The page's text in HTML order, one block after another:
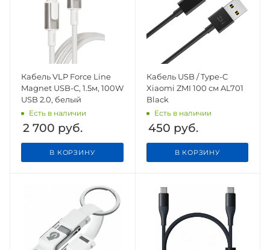
Кабель VLP Force Line
Magnet USB-C, 1.5м, 100W
USB 2.0, белый
Есть в наличии
2 700 руб.
В КОРЗИНУ
Кабель USB / Type-C
Xiaomi ZMI 100 см AL701
Black
Есть в наличии
450 руб.
В КОРЗИНУ